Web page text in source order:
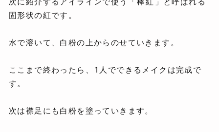
固形状の紅です。
水で溶いて、白粉の上からのせていきます。
ここまで終わったら、1人でできるメイクは完成で
す。
次は襟足にも白粉を塗っていきます。